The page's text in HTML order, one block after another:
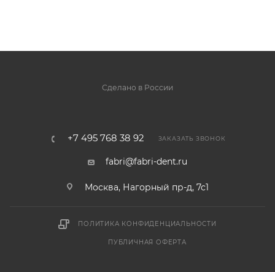
Сделано в России
+7 495 768 38 92 ЗАКАЗАТЬ ЗВОНОК
fabri@fabri-dent.ru
Москва, Нагорный пр-д, 7с1
ПОЛИТИКА КОНФИДЕНЦИАЛЬНОСТИ
ПУБЛИЧНАЯ ОФЕРТА